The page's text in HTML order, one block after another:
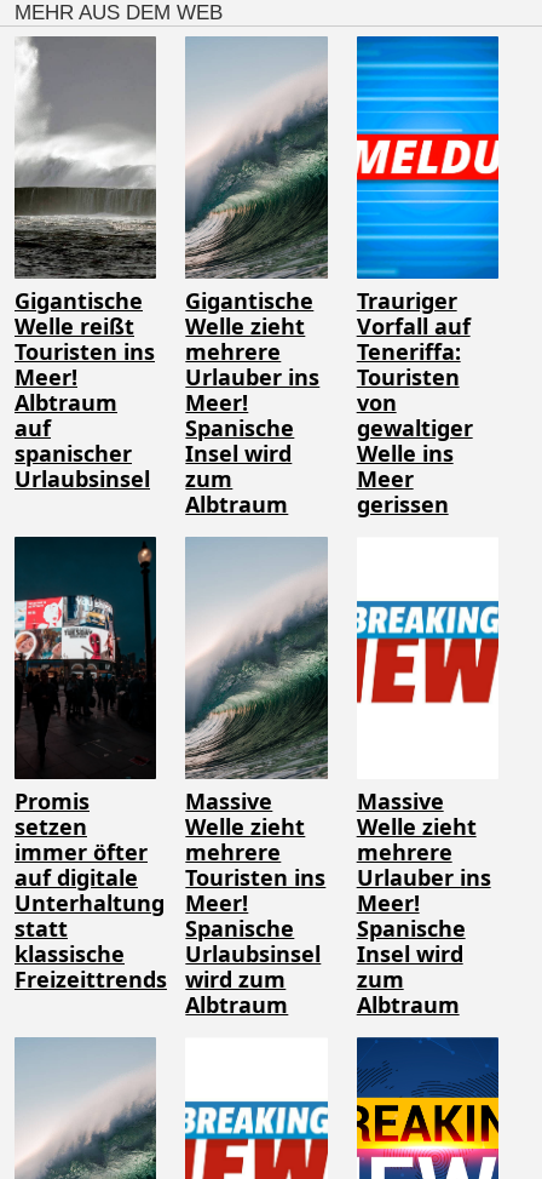
MEHR AUS DEM WEB
Gigantische
Welle reißt
Touristen ins
Meer!
Albtraum
auf
spanischer
Urlaubsinsel
Gigantische
Welle zieht
mehrere
Urlauber ins
Meer!
Spanische
Insel wird
zum
Albtraum
Trauriger
Vorfall auf
Teneriffa:
Touristen
von
gewaltiger
Welle ins
Meer
gerissen
Promis
setzen
immer öfter
auf digitale
Unterhaltung
statt
klassische
Freizeittrends
Massive
Welle zieht
mehrere
Touristen ins
Meer!
Spanische
Urlaubsinsel
wird zum
Albtraum
Massive
Welle zieht
mehrere
Urlauber ins
Meer!
Spanische
Insel wird
zum
Albtraum